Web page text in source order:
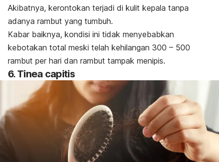
Akibatnya, kerontokan terjadi di kulit kepala tanpa
adanya rambut yang tumbuh.
Kabar baiknya, kondisi ini tidak menyebabkan
kebotakan total meski telah kehilangan 300 – 500
rambut per hari dan rambut tampak menipis.
6. Tinea capitis